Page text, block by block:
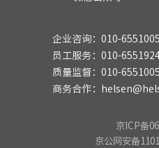
企业咨询：010-
员工服务：010-
质量监督：010-
商务合作：
京ICP备
京公网安备